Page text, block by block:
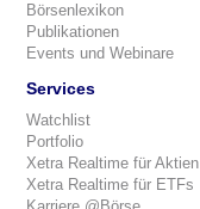
Börsenlexikon
Publikationen
Events und Webinare
Services
Watchlist
Portfolio
Xetra Realtime für Aktien
Xetra Realtime für ETFs